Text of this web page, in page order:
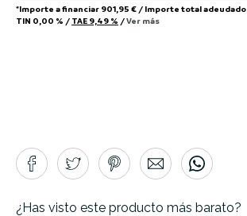
*Importe a financiar 901,95 € / Importe total adeudado
TIN 0,00 % / TAE 9,49 % /Ver más
¿Has visto este producto más barato?